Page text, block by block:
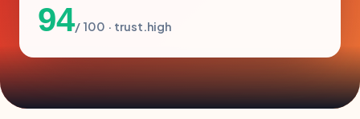
94/ 100 · trust.high